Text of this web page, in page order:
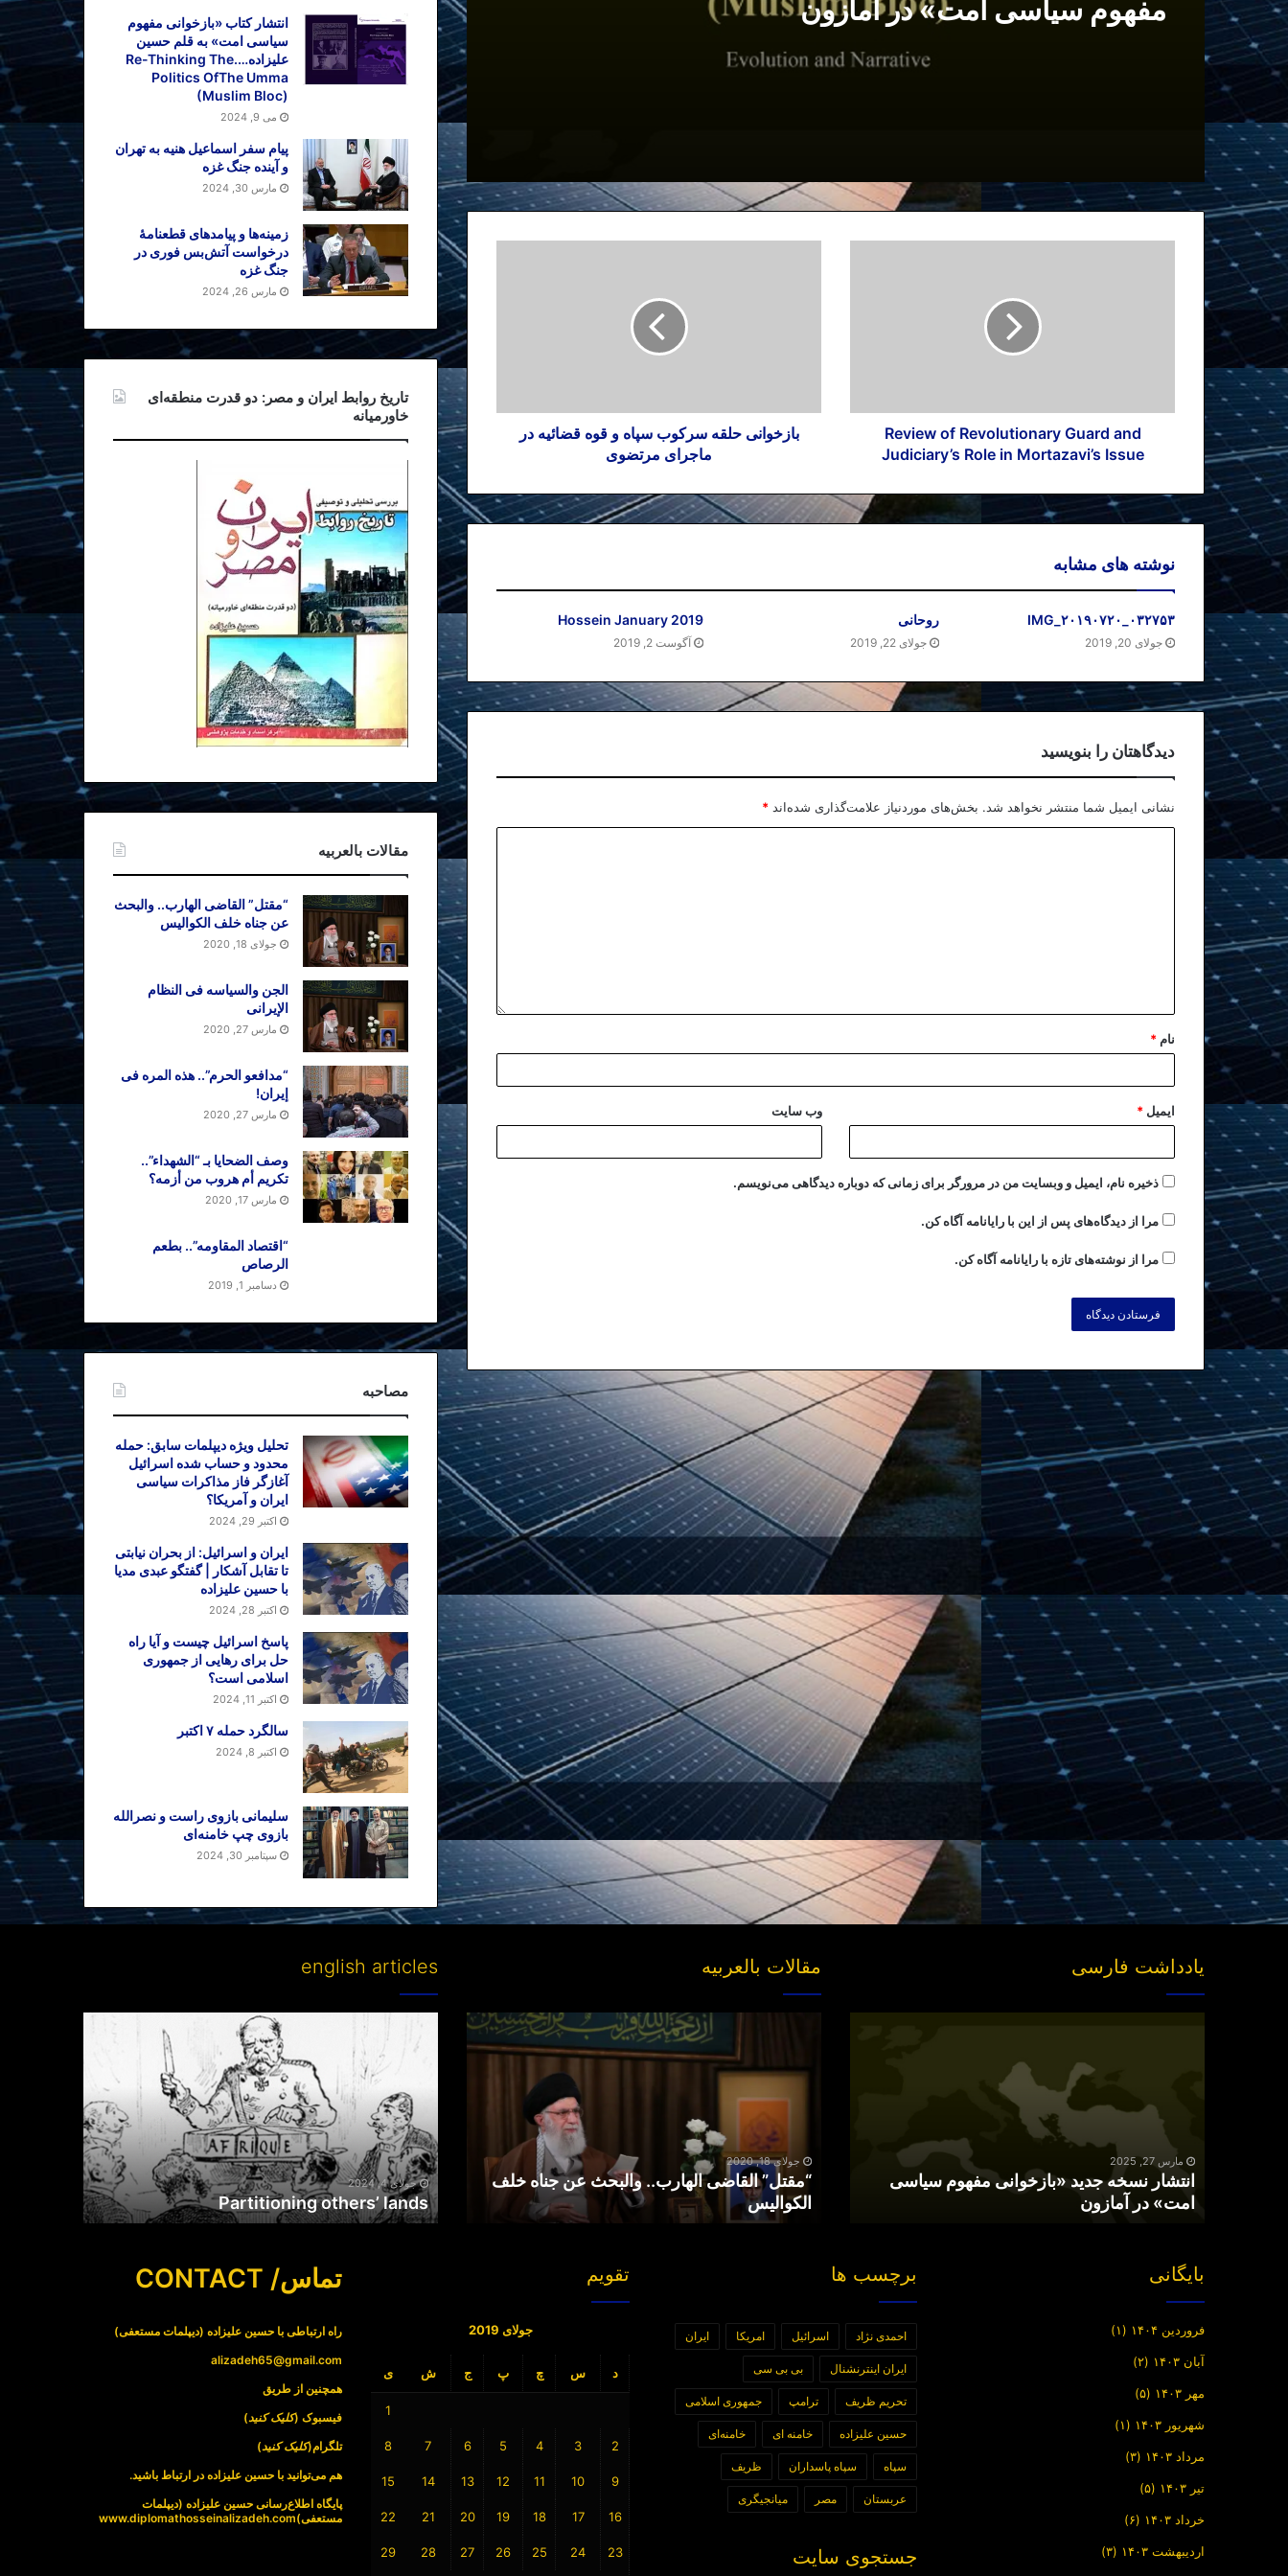
مفهوم سیاسی امت» در آمازون
مصاحبه من با برنامه پربیننده “پارازیت” در
Review of Revolutionary Guard and
Judiciary’s Role in Mortazavi’s Issue
بازخوانی حلقه سرکوب سپاه و قوه قضائیه در
ماجرای مرتضوی
نوشته های مشابه
IMG_۲۰۱۹۰۷۲۰_۰۳۲۷۵۳
جولای 20, 2019
روحانی
جولای 22, 2019
Hossein January 2019
آگوست 2, 2019
دیدگاهتان را بنویسید
نشانی ایمیل شما منتشر نخواهد شد. بخش‌های موردنیاز علامت‌گذاری شده‌اند *
نام *
ایمیل * وب‌ سایت
ذخیره نام، ایمیل و وبسایت من در مرورگر برای زمانی که دوباره دیدگاهی می‌نویسم.
مرا از دیدگاه‌های پس از این با رایانامه آگاه کن.
مرا از نوشته‌های تازه با رایانامه آگاه کن.
انتشار کتاب «بازخوانی مفهوم
سیاسی امت» به قلم حسین
علیزاده….Re-Thinking The
Politics OfThe Umma
(Muslim Bloc)
می 9, 2024
پیام سفر اسماعیل هنیه به تهران
و آینده جنگ غزه
مارس 30, 2024
زمینه‌ها و پیامدهای قطعنامهٔ
درخواست آتش‌بس فوری در
جنگ غزه
مارس 26, 2024
تاریخ روابط ایران و مصر: دو قدرت منطقه‌ای
خاورمیانه
مقالات بالعربیه
“مقتل” القاضی الهارب.. والبحث
عن جناه خلف الکوالیس
جولای 18, 2020
الجن والسیاسه فی النظام
اﻹیرانی
مارس 27, 2020
“مدافعو الحرم”.. هذه المره فی
إیران!
مارس 27, 2020
وصف الضحایا بـ “الشهداء”..
تکریم أم هروب من أزمه؟
مارس 17, 2020
“اقتصاد المقاومه”.. بطعم
الرصاص
دسامبر 1, 2019
مصاحبه
تحلیل ویژه دیپلمات سابق: حمله
محدود و حساب شده اسرائیل
آغازگر فاز مذاکرات سیاسی
ایران و آمریکا؟
اکتبر 29, 2024
ایران و اسرائیل: از بحران نیابتی
تا تقابل آشکار | گفتگو عبدی مدیا
با حسین علیزاده
اکتبر 28, 2024
پاسخ اسرائیل چیست و آیا راه
حل برای رهایی از جمهوری
اسلامی است؟
اکتبر 11, 2024
سالگرد حمله ۷ اکتبر
اکتبر 8, 2024
سلیمانی بازوی راست و نصرالله
بازوی چپ خامنه‌ای
سپتامبر 30, 2024
یادداشت فارسی
در
آمازون
مارس 27, 2025
انتشار نسخه جدید «بازخوانی مفهوم سیاسی
امت» در آمازون
مقالات بالعربیه
والبحث
الکوالیس
جولای 18, 2020
“مقتل” القاضی الهارب.. والبحث عن جناه خلف
الکوالیس
english articles
جولای 4, 2024
Partitioning others’ lands
بایگانی
فروردین ۱۴۰۴ (۱)
آبان ۱۴۰۳ (۲)
مهر ۱۴۰۳ (۵)
شهریور ۱۴۰۳ (۱)
مرداد ۱۴۰۳ (۳)
تیر ۱۴۰۳ (۵)
خرداد ۱۴۰۳ (۶)
اردیبهشت ۱۴۰۳ (۳)
برچسب ها
احمدی نژاد اسرائیل امریکا ایران
ایران اینترنشنال بی بی سی
تحریم ظریف ترامپ جمهوری اسلامی
حسین علیزاده خامنه ای خامنه‌ای
سپاه سپاه پاسداران ظریف
عربستان مصر میانجیگری
جستجوی سایت
تقویم
جولای 2019
د س چ پ ج ش ی
1
2
3
4
5
6
7
8
9
10
11
12
13
14
15
16
17
18
19
20
21
22
23
24
25
26
27
28
29
تماس/ CONTACT
راه ارتباطی با حسین علیزاده (دیپلمات مستعفی)
alizadeh65@gmail.com
همچنین از طریق
فیسبوک (کلیک کنید)
تلگرام(کلیک کنید)
هم می‌توانید با حسین علیزاده در ارتباط باشید.
پایگاه اطلاع‌رسانی حسین علیزاده (دیپلمات
مستعفی)www.diplomathosseinalizadeh.com